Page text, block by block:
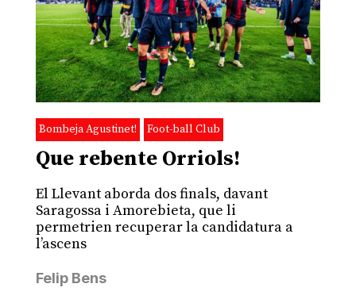
Bombeja Agustinet! Foot-ball Club
Que rebente Orriols!
El Llevant aborda dos finals, davant
Saragossa i Amorebieta, que li
permetrien recuperar la candidatura a
l’ascens
Felip Bens